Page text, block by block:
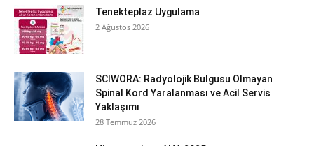
Tenekteplaz Uygulama
2 Ağustos 2026
SCIWORA: Radyolojik Bulgusu Olmayan
Spinal Kord Yaralanması ve Acil Servis
Yaklaşımı
28 Temmuz 2026